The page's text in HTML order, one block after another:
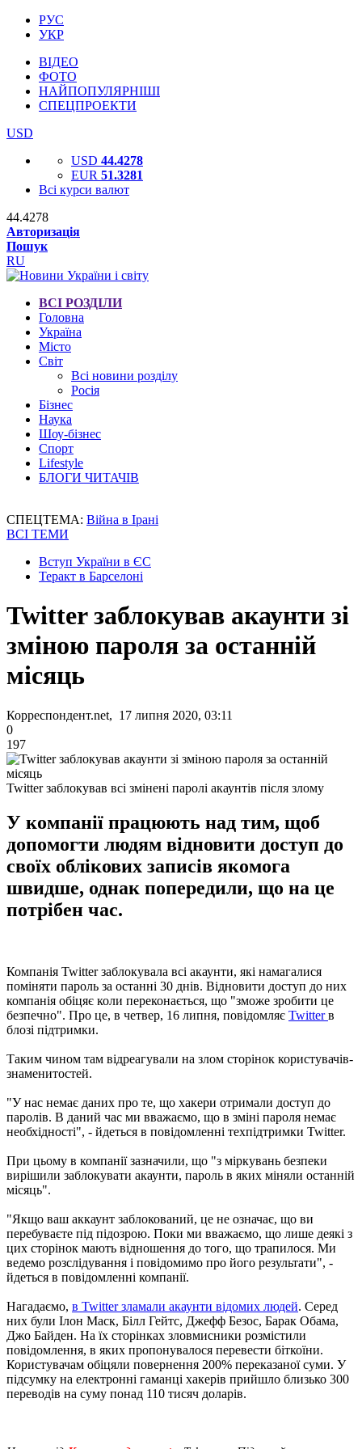
РУС
УКР
ВІДЕО
ФОТО
НАЙПОПУЛЯРНІШІ
СПЕЦПРОЕКТИ
USD
USD 44.4278
EUR 51.3281
Всі курси валют
44.4278
Авторизація
Пошук
RU
ВСІ РОЗДІЛИ
Головна
Україна
Місто
Світ
Всі новини розділу
Росія
Бізнес
Наука
Шоу-бізнес
Спорт
Lifestyle
БЛОГИ ЧИТАЧІВ
СПЕЦТЕМА: Війна в Ірані
ВСІ ТЕМИ
Вступ України в ЄС
Теракт в Барселоні
Twitter заблокував акаунти зі
зміною пароля за останній
місяць
Корреспондент.net, 17 липня 2020, 03:11
0
197
Twitter заблокував всі змінені паролі акаунтів після злому
У компанії працюють над тим, щоб
допомогти людям відновити доступ до
своїх облікових записів якомога
швидше, однак попередили, що на це
потрібен час.
Компанія Twitter заблокувала всі акаунти, які намагалися
поміняти пароль за останні 30 днів. Відновити доступ до них
компанія обіцяє коли переконається, що "зможе зробити це
безпечно". Про це, в четвер, 16 липня, повідомляє Twitterв
блозі підтримки.
Таким чином там відреагували на злом сторінок користувачів-
знаменитостей.
"У нас немає даних про те, що хакери отримали доступ до
паролів. В даний час ми вважаємо, що в зміні пароля немає
необхідності", - йдеться в повідомленні техпідтримки Twitter.
При цьому в компанії зазначили, що "з міркувань безпеки
вирішили заблокувати акаунти, пароль в яких міняли останній
місяць".
"Якщо ваш аккаунт заблокований, це не означає, що ви
перебуваєте під підозрою. Поки ми вважаємо, що лише деякі з
цих сторінок мають відношення до того, що трапилося. Ми
ведемо розслідування і повідомимо про його результати", -
йдеться в повідомленні компанії.
Нагадаємо, в Twitter зламали акаунти відомих людей. Серед
них були Ілон Маск, Білл Гейтс, Джефф Безос, Барак Обама,
Джо Байден. На їх сторінках зловмисники розмістили
повідомлення, в яких пропонувалося перевести біткоїни.
Користувачам обіцяли повернення 200% переказаної суми. У
підсумку на електронні гаманці хакерів прийшло близько 300
переводів на суму понад 110 тисяч доларів.